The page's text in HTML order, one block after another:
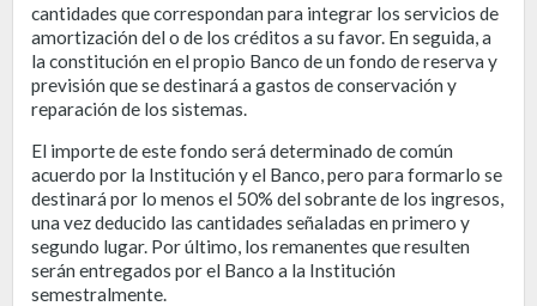
cantidades que correspondan para integrar los servicios de
amortización del o de los créditos a su favor. En seguida, a
la constitución en el propio Banco de un fondo de reserva y
previsión que se destinará a gastos de conservación y
reparación de los sistemas.
El importe de este fondo será determinado de común
acuerdo por la Institución y el Banco, pero para formarlo se
destinará por lo menos el 50% del sobrante de los ingresos,
una vez deducido las cantidades señaladas en primero y
segundo lugar. Por último, los remanentes que resulten
serán entregados por el Banco a la Institución
semestralmente.